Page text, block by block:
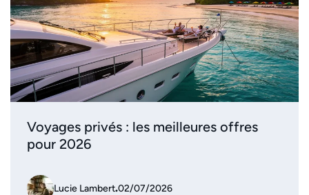
Voyages privés : les meilleures offres
pour 2026
Lucie Lambert.02/07/2026